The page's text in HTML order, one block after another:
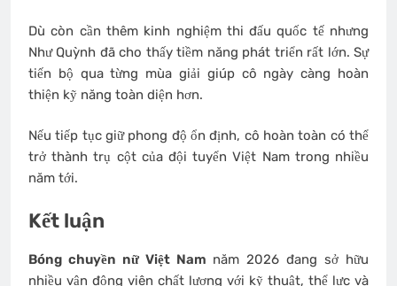
Dù còn cần thêm kinh nghiệm thi đấu quốc tế nhưng
Như Quỳnh đã cho thấy tiềm năng phát triển rất lớn. Sự
tiến bộ qua từng mùa giải giúp cô ngày càng hoàn
thiện kỹ năng toàn diện hơn.
Nếu tiếp tục giữ phong độ ổn định, cô hoàn toàn có thể
trở thành trụ cột của đội tuyển Việt Nam trong nhiều
năm tới.
Kết luận
Bóng chuyền nữ Việt Nam năm 2026 đang sở hữu
nhiều vận động viên chất lượng với kỹ thuật, thể lực và